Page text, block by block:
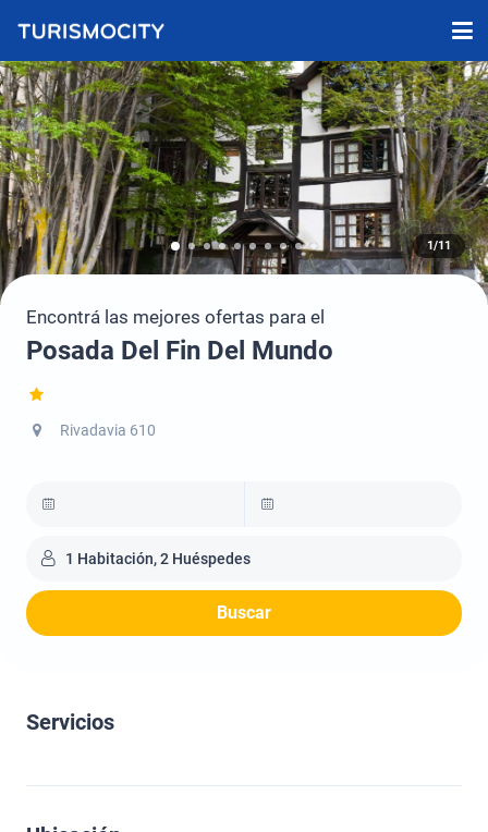
1/11
Encontrá las mejores ofertas para el
Posada Del Fin Del Mundo
Rivadavia 610
1 Habitación, 2 Huéspedes
Buscar
Servicios